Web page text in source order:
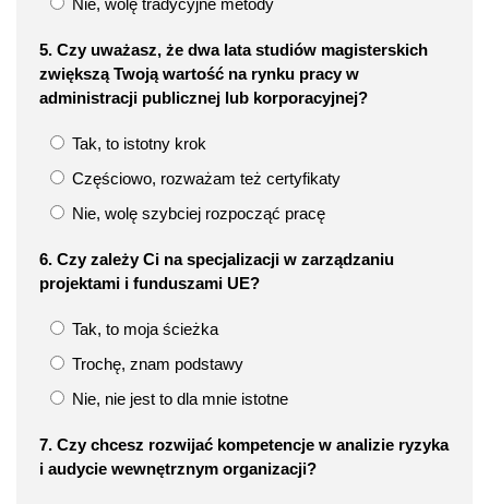
5. Czy uważasz, że dwa lata studiów magisterskich
zwiększą Twoją wartość na rynku pracy w
administracji publicznej lub korporacyjnej?
Tak, to istotny krok
Częściowo, rozważam też certyfikaty
Nie, wolę szybciej rozpocząć pracę
6. Czy zależy Ci na specjalizacji w zarządzaniu
projektami i funduszami UE?
Tak, to moja ścieżka
Trochę, znam podstawy
Nie, nie jest to dla mnie istotne
7. Czy chcesz rozwijać kompetencje w analizie ryzyka
i audycie wewnętrznym organizacji?